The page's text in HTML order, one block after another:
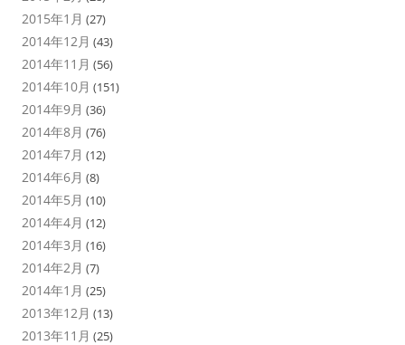
2015年1月 (27)
2014年12月 (43)
2014年11月 (56)
2014年10月 (151)
2014年9月 (36)
2014年8月 (76)
2014年7月 (12)
2014年6月 (8)
2014年5月 (10)
2014年4月 (12)
2014年3月 (16)
2014年2月 (7)
2014年1月 (25)
2013年12月 (13)
2013年11月 (25)